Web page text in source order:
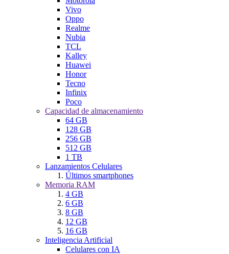
Vivo
Oppo
Realme
Nubia
TCL
Kalley
Huawei
Honor
Tecno
Infinix
Poco
Capacidad de almacenamiento
64 GB
128 GB
256 GB
512 GB
1 TB
Lanzamientos Celulares
Últimos smartphones
Memoria RAM
4 GB
6 GB
8 GB
12 GB
16 GB
Inteligencia Artificial
Celulares con IA